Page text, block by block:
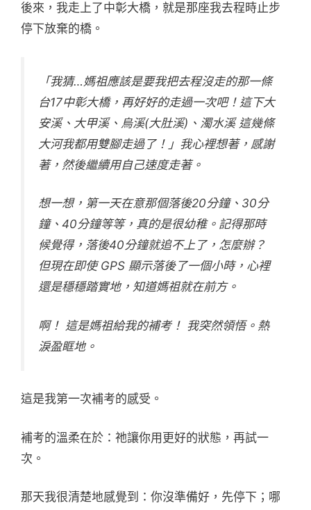
後來，我走上了中彰大橋，就是那座我去程時止步
停下放棄的橋。
「我猜…媽祖應該是要我把去程沒走的那一條
台17中彰大橋，再好好的走過一次吧！這下大
安溪、大甲溪、烏溪(大肚溪)、濁水溪 這幾條
大河我都用雙腳走過了！」我心裡想著，感謝
著，然後繼續用自己速度走著。
想一想，第一天在意那個落後20分鐘、30分
鐘、40分鐘等等，真的是很幼稚。記得那時
候覺得，落後40分鐘就追不上了，怎麼辦？
但現在即使 GPS 顯示落後了一個小時，心裡
還是穩穩踏實地，知道媽祖就在前方。
啊！ 這是媽祖給我的補考！ 我突然領悟。熱
淚盈眶地。
這是我第一次補考的感受。
補考的溫柔在於：祂讓你用更好的狀態，再試一
次。
那天我很清楚地感覺到：你沒準備好，先停下；哪